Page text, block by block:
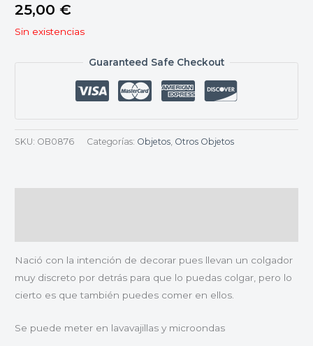
25,00 €
Sin existencias
Guaranteed Safe Checkout
SKU: OB0876 Categorías: Objetos, Otros Objetos
Nació con la intención de decorar pues llevan un colgador
muy discreto por detrás para que lo puedas colgar, pero lo
cierto es que también puedes comer en ellos.
Se puede meter en lavavajillas y microondas